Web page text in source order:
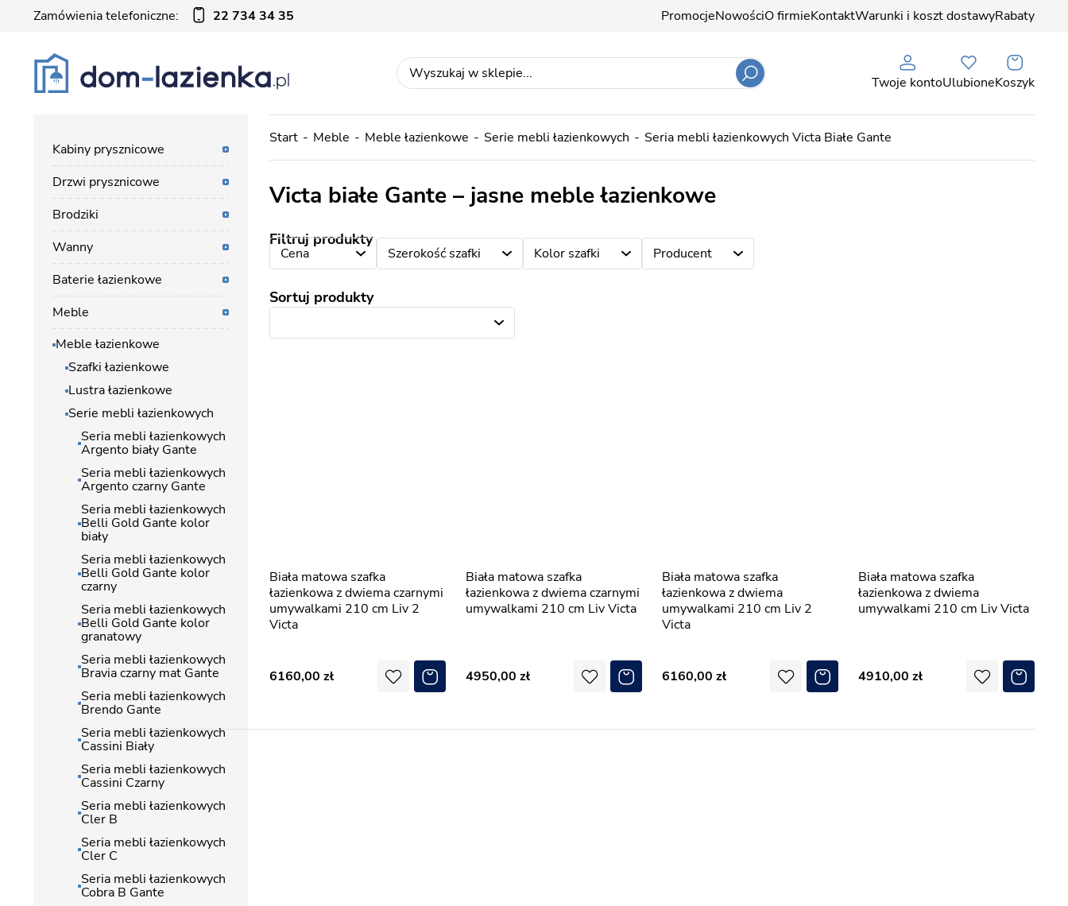
Zamówienia telefoniczne: 22 734 34 35 PromocjeNowościO firmieKontaktWarunki i koszt dostawyRabaty
Twoje kontoUlubioneKoszyk
Start Meble Meble łazienkowe Serie mebli łazienkowych Seria mebli łazienkowych Victa Białe Gante
Victa białe Gante – jasne meble łazienkowe
Filtruj produkty
Cena Szerokość szafki Kolor szafki Producent
Sortuj produkty
Biała matowa szafka
łazienkowa z dwiema czarnymi
umywalkami 210 cm Liv 2
Victa
6160,00
Biała matowa szafka
łazienkowa z dwiema czarnymi
umywalkami 210 cm Liv Victa
4950,00
Biała matowa szafka
łazienkowa z dwiema
umywalkami 210 cm Liv 2
Victa
6160,00
Biała matowa szafka
łazienkowa z dwiema
umywalkami 210 cm Liv Victa
4910,00
Kabiny prysznicowe
Drzwi prysznicowe
Brodziki
Wanny
Baterie łazienkowe
Meble
Meble łazienkowe
Szafki łazienkowe
Lustra łazienkowe
Serie mebli łazienkowych
Seria mebli łazienkowych
Argento biały Gante
Seria mebli łazienkowych
Argento czarny Gante
Seria mebli łazienkowych
Belli Gold Gante kolor
biały
Seria mebli łazienkowych
Belli Gold Gante kolor
czarny
Seria mebli łazienkowych
Belli Gold Gante kolor
granatowy
Seria mebli łazienkowych
Bravia czarny mat Gante
Seria mebli łazienkowych
Brendo Gante
Seria mebli łazienkowych
Cassini Biały
Seria mebli łazienkowych
Cassini Czarny
Seria mebli łazienkowych
Cler B
Seria mebli łazienkowych
Cler C
Seria mebli łazienkowych
Cobra B Gante